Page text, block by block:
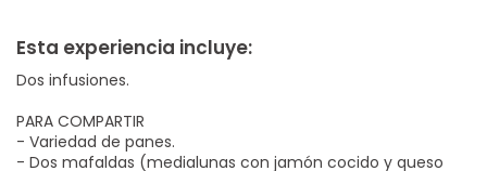
Esta experiencia incluye:
Dos infusiones.
PARA COMPARTIR
- Variedad de panes.
- Dos mafaldas (medialunas con jamón cocido y queso